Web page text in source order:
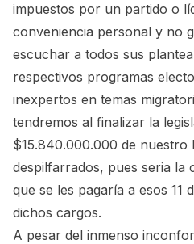
impuestos por un partido o
conveniencia personal y no
escuchar a todos sus
respectivos programas
inexpertos en temas
tendremos al finalizar la
$15.840.000.000 de nuestro
despilfarrados, pues seria la
que se les pagaría a esos 11
dichos cargos.
A pesar del inmenso